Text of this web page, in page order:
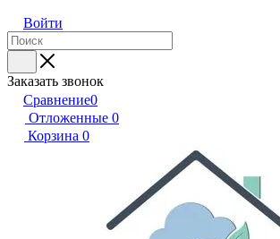
Войти
Заказать звонок
Сравнение0
Отложенные 0
Корзина 0